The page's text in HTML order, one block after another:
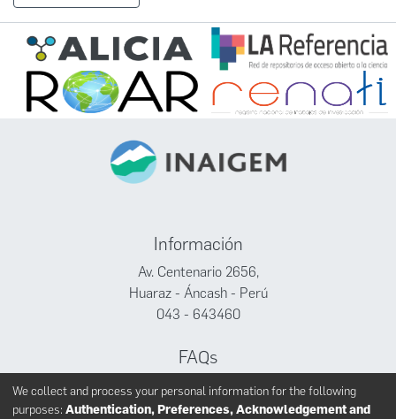
Información
Av. Centenario 2656,
Huaraz - Áncash - Perú
043 - 643460
FAQs
Facebook
Twitter
We collect and process your personal information for the following
purposes: Authentication, Preferences, Acknowledgement and